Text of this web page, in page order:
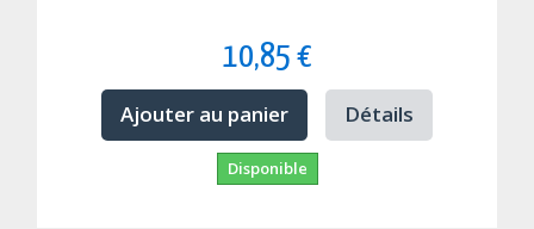
10,85 €
Ajouter au panier Détails
Disponible